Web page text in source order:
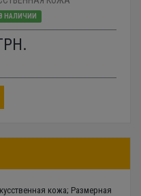
НАЛИЧИИ
кожа; Размерная